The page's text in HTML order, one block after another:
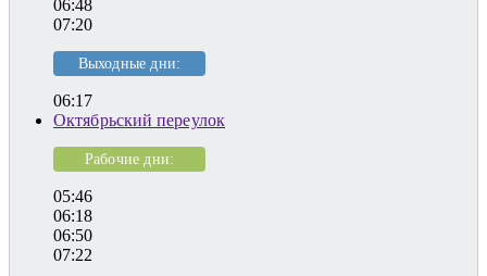
06:48
07:20
Выходные дни:
06:17
Октябрьский переулок
Рабочие дни:
05:46
06:18
06:50
07:22